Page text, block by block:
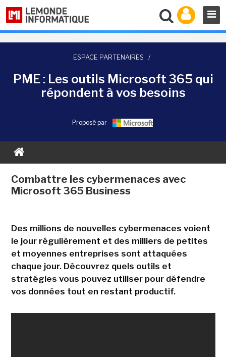
ESPACE PARTENAIRES /
PME : Les outils Microsoft 365 qui
répondent à vos besoins
Proposé par
Combattre les cybermenaces avec
Microsoft 365 Business
Des millions de nouvelles cybermenaces voient
le jour régulièrement et des milliers de petites
et moyennes entreprises sont attaquées
chaque jour. Découvrez quels outils et
stratégies vous pouvez utiliser pour défendre
vos données tout en restant productif.